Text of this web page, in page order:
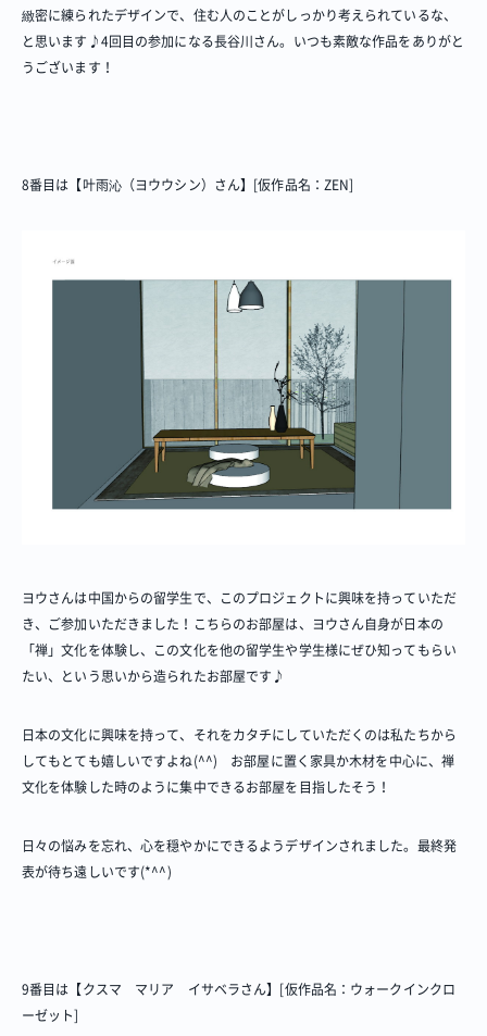
SNSで進捗を見る
過去の作品動画を見る
緻密に練られたデザインで、住む人のことがしっかり考えられているな、
と思います♪4回目の参加になる長谷川さん。いつも素敵な作品をありがと
うございます！
8番目は【叶雨沁（ヨウウシン）さん】[仮作品名：ZEN]
ヨウさんは中国からの留学生で、このプロジェクトに興味を持っていただ
き、ご参加いただきました！こちらのお部屋は、ヨウさん自身が日本の
「禅」文化を体験し、この文化を他の留学生や学生様にぜひ知ってもらい
たい、という思いから造られたお部屋です♪
日本の文化に興味を持って、それをカタチにしていただくのは私たちから
してもとても嬉しいですよね(^^) お部屋に置く家具か木材を中心に、禅
文化を体験した時のように集中できるお部屋を目指したそう！
日々の悩みを忘れ、心を穏やかにできるようデザインされました。最終発
表が待ち遠しいです(*^^)
9番目は【クスマ マリア イサベラさん】[仮作品名：ウォークインクロ
ーゼット]